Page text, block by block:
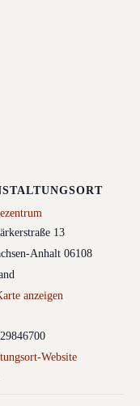
13
Anhalt 06108
anzeigen
Website